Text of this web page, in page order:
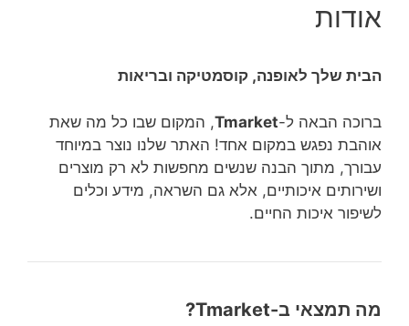
אודות
הבית שלך לאופנה, קוסמטיקה ובריאות
ברוכה הבאה ל-Tmarket, המקום שבו כל מה שאת
אוהבת נפגש במקום אחד! האתר שלנו נוצר במיוחד
עבורך, מתוך הבנה שנשים מחפשות לא רק מוצרים
ושירותים איכותיים, אלא גם השראה, מידע וכלים
לשיפור איכות החיים.
מה תמצאי ב-Tmarket?